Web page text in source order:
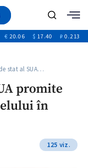
Ştiri
Blog
€ 20.06 $ 17.40 ₽ 0.213
stat al SUA…
promite
în
125 viz.